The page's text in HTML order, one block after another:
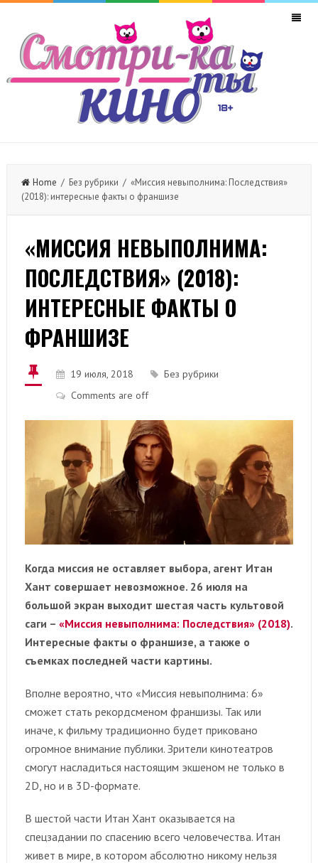
Home / Без рубрики / «Миссия невыполнима: Последствия»
(2018): интересные факты о франшизе
«МИССИЯ НЕВЫПОЛНИМА:
ПОСЛЕДСТВИЯ» (2018):
ИНТЕРЕСНЫЕ ФАКТЫ О
ФРАНШИЗЕ
19 июля, 2018
Без рубрики
Comments are off
Когда миссия не оставляет выбора, агент Итан
Хант совершает невозможное. 26 июля на
большой экран выходит шестая часть культовой
саги – «Миссия невыполнима: Последствия» (2018).
Интересные факты о франшизе, а также о
съемках последней части картины.
Вполне вероятно, что «Миссия невыполнима: 6»
сможет стать рекордсменом франшизы. Так или
иначе, к фильму традиционно будет приковано
огромное внимание публики. Зрители кинотеатров
смогут насладиться настоящим экшеном не только в
2D, но и в 3D-формате.
В шестой части Итан Хант оказывается на
спецзадании по спасению всего человечества. Итан
живет в мире, в котором абсолютно никому нельзя